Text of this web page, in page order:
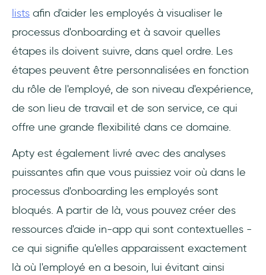
lists afin d'aider les employés à visualiser le
processus d'onboarding et à savoir quelles
étapes ils doivent suivre, dans quel ordre. Les
étapes peuvent être personnalisées en fonction
du rôle de l'employé, de son niveau d'expérience,
de son lieu de travail et de son service, ce qui
offre une grande flexibilité dans ce domaine.
Apty est également livré avec des analyses
puissantes afin que vous puissiez voir où dans le
processus d'onboarding les employés sont
bloqués. A partir de là, vous pouvez créer des
ressources d'aide in-app qui sont contextuelles -
ce qui signifie qu'elles apparaissent exactement
là où l'employé en a besoin, lui évitant ainsi